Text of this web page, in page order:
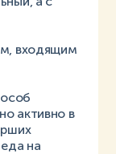
входящим
активно в
на